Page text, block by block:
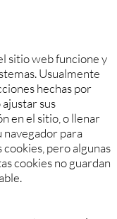
sitio web funcione y
Usualmente
hechas por
sus
en el sitio, o llenar
para
pero algunas
cookies no guardan